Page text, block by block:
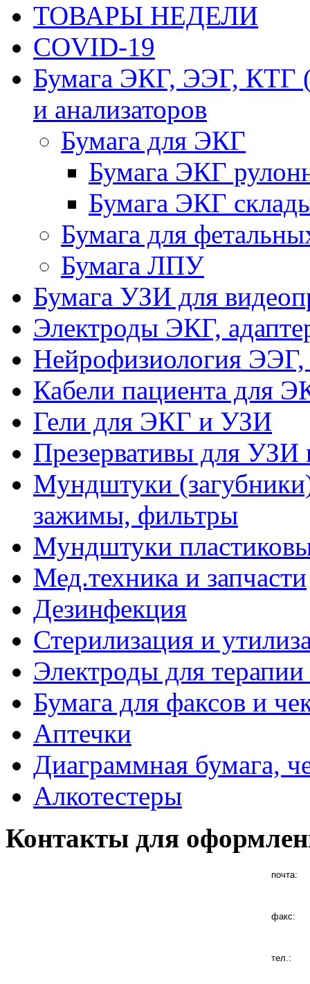
ТОВАРЫ НЕДЕЛИ
COVID-19
Бумага ЭКГ, ЭЭГ, КТГ
и анализаторов
Бумага для ЭКГ
Бумага ЭКГ
Бумага ЭКГ
Бумага для
Бумага ЛПУ
Бумага УЗИ для
Электроды ЭКГ,
Нейрофизиология
Кабели пациента для
Гели для ЭКГ и УЗИ
Презервативы для УЗИ
Мундштуки
зажимы, фильтры
Мундштуки
Мед.техника и запчасти
Дезинфекция
Стерилизация и
Электроды для
Бумага для факсов и
Аптечки
Диаграммная бумага,
Алкотестеры
Контакты для
почта:
факс:
тел.: